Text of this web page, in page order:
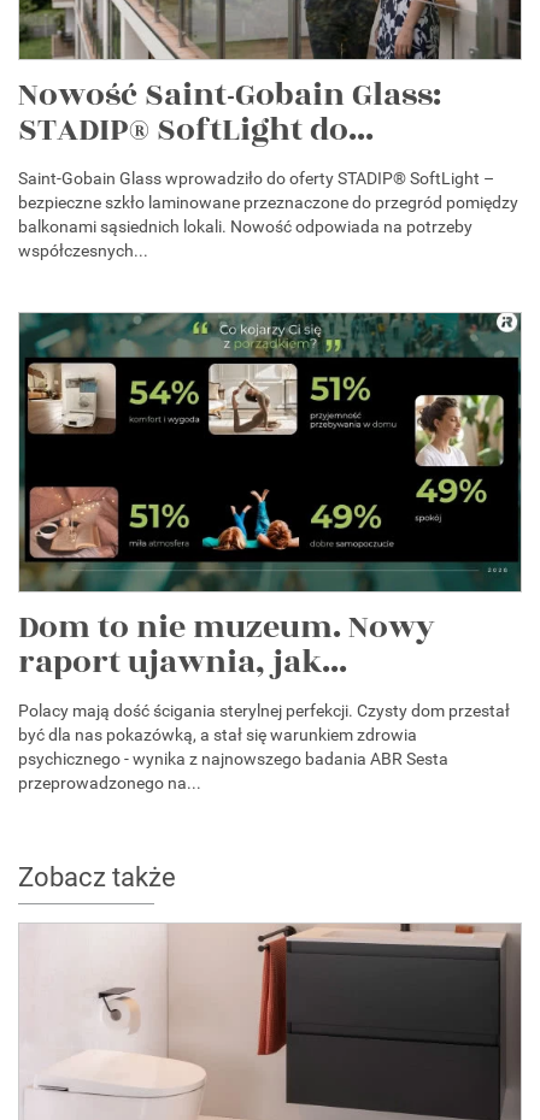
Nowość Saint-Gobain Glass:
STADIP® SoftLight do...
Saint-Gobain Glass wprowadziło do oferty STADIP® SoftLight –
bezpieczne szkło laminowane przeznaczone do przegród pomiędzy
balkonami sąsiednich lokali. Nowość odpowiada na potrzeby
współczesnych...
Dom to nie muzeum. Nowy
raport ujawnia, jak...
Polacy mają dość ścigania sterylnej perfekcji. Czysty dom przestał
być dla nas pokazówką, a stał się warunkiem zdrowia
psychicznego - wynika z najnowszego badania ABR Sesta
przeprowadzonego na...
Zobacz także